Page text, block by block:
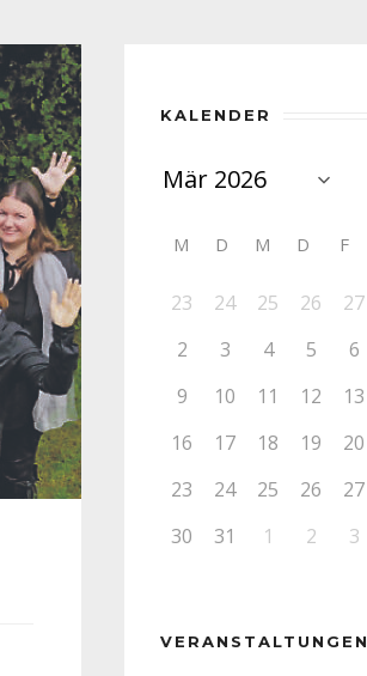
KALENDER
M D M D F
23 24 25 26 27
2
3 4 5 6
9
10 11 12 13
16
17 18 19 20
23
24 25 26 27
30
31 1 2 3
VERANSTALTUNGEN